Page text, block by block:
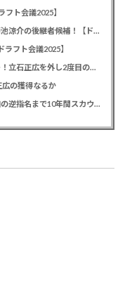
ト会議2025】
カープドラ3勝田成！近畿大163cmセカンド！菊池涼介の後継者候補！【ドラフト会議2025】
フト会議2025】
カープドラ1平川蓮！187cmのスイッチヒッター！立石正広を外し2度目の重複も新井監督がクジを引き当てる！【ドラフト会議2025】
広の獲得なるか
緒方孝市カープドラ3指名で青学出禁！澤﨑俊和の逆指名まで10年間スカウト出禁